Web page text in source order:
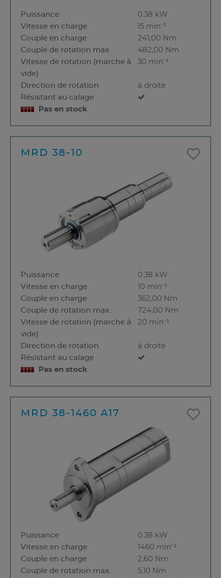
Puissance
0.38 kW
Vitesse en charge
15 min⁻¹
Couple en charge
241,00 Nm
Couple de rotation max.
482,00 Nm
Vitesse de rotation (marche à
vide)
30 min⁻¹
Direction de rotation
à droite
Résistant au calage
Pas en stock
MRD 38-10
Puissance
0.38 kW
Vitesse en charge
10 min⁻¹
Couple en charge
362,00 Nm
Couple de rotation max.
724,00 Nm
Vitesse de rotation (marche à
vide)
20 min⁻¹
Direction de rotation
à droite
Résistant au calage
Pas en stock
MRD 38-1460 A17
Puissance
0.38 kW
Vitesse en charge
1460 min⁻¹
Couple en charge
2,60 Nm
Couple de rotation max.
5,10 Nm